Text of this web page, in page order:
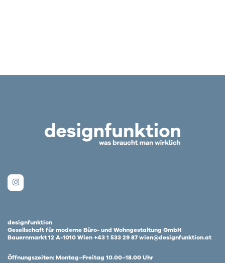
designfunktion
Gesellschaft für moderne Büro- und Wohngestaltung GmbH
Bauernmarkt 12 A-1010 Wien +43 1 533 29 87 wien@designfunktion.at
Öffnungszeiten: Montag–Freitag 10.00–18.00 Uhr